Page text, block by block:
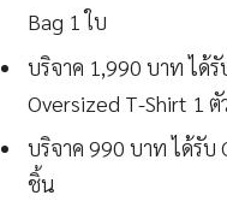
Bag 1 ใบ
บริจาค 1,990 บาท ได้
Oversized T-Shirt 1 ตั
บริจาค 990 บาท ได้รับ
ชิ้น